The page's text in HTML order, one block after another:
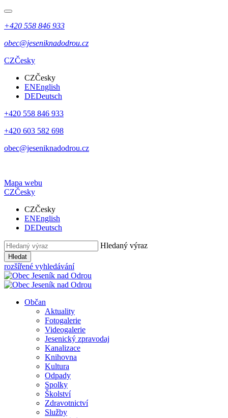
+420 558 846 933
obec@jeseniknadodrou.cz
CZČesky
CZČesky
ENEnglish
DEDeutsch
+420 558 846 933
+420 603 582 698
obec@jeseniknadodrou.cz
Mapa webu
CZČesky
CZČesky
ENEnglish
DEDeutsch
Hledaný výraz
Hledat
rozšířené vyhledávání
Občan
Aktuality
Fotogalerie
Videogalerie
Jesenický zpravodaj
Kanalizace
Knihovna
Kultura
Odpady
Spolky
Školství
Zdravotnictví
Služby